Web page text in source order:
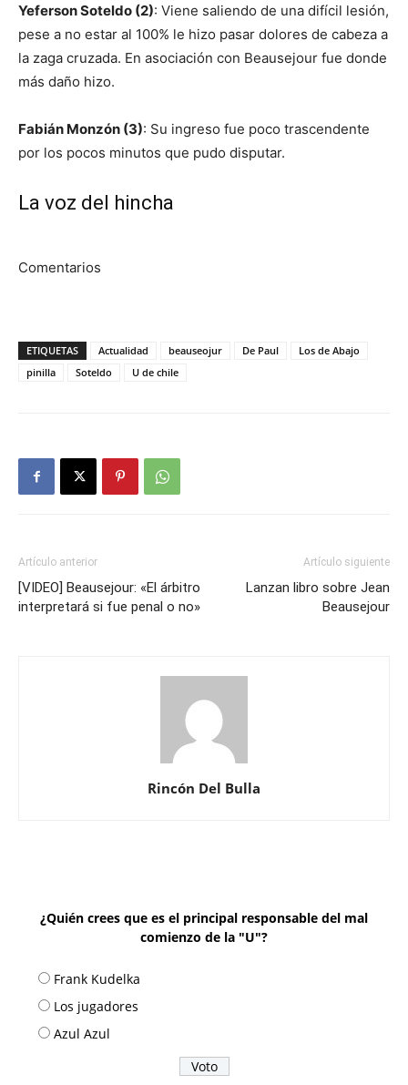
Yeferson Soteldo (2): Viene saliendo de una difícil lesión,
pese a no estar al 100% le hizo pasar dolores de cabeza a
la zaga cruzada. En asociación con Beausejour fue donde
más daño hizo.
Fabián Monzón (3): Su ingreso fue poco trascendente
por los pocos minutos que pudo disputar.
La voz del hincha
Comentarios
ETIQUETAS Actualidad beauseojur De Paul
Los de Abajo
pinilla
Soteldo U de chile
Artículo anterior
[VIDEO] Beausejour: «El árbitro
interpretará si fue penal o no»
Artículo siguiente
Lanzan libro sobre Jean
Beausejour
Rincón Del Bulla
¿Quién crees que es el principal responsable del mal
comienzo de la "U"?
Frank Kudelka
Los jugadores
Azul Azul